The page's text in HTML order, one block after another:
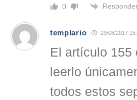
0
templario 29/08/2017
El artículo 155
leerlo
todos estos